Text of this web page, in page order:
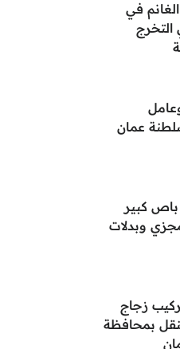
في
التخرج
عمان
كبير
وبدلات
زجاج
بمحافظة